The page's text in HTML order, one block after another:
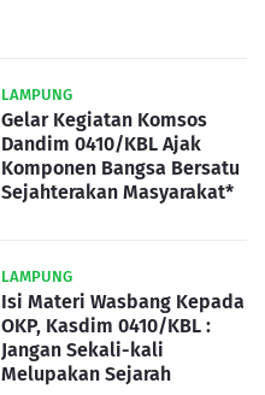
LAMPUNG
Gelar Kegiatan Komsos
Dandim 0410/KBL Ajak
Komponen Bangsa Bersatu
Sejahterakan Masyarakat*
LAMPUNG
Isi Materi Wasbang Kepada
OKP, Kasdim 0410/KBL :
Jangan Sekali-kali
Melupakan Sejarah